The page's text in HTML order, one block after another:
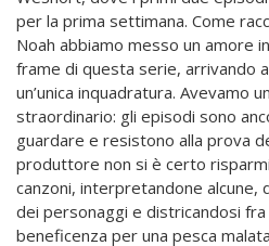
per la prima settimana. Come
Noah abbiamo messo un amore
frame di questa serie, arrivando
un’unica inquadratura. Avevamo
straordinario: gli episodi sono
guardare e resistono alla prova
produttore non si è certo
canzoni, interpretandone alcune,
dei personaggi e districandosi fra
beneficenza per una pesca